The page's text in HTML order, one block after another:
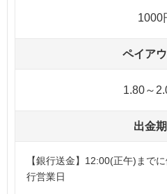
1000
ペイア
1.80～
出金
【銀行送金】12:00(正午)まで
行営業日